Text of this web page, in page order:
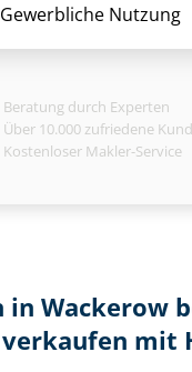
Gewerbliche Nutzung
Beratung durch Experten
Über 10.000 zufriedene
Kostenloser Makler-Service
Wackerow
mit